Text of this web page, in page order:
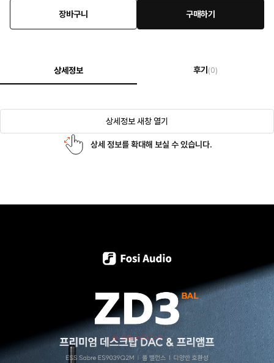
장바구니 구매하기
상세정보 후기 (0)
상세정보 새창 열기
상세 정보를 확대해 보실 수 있습니다.